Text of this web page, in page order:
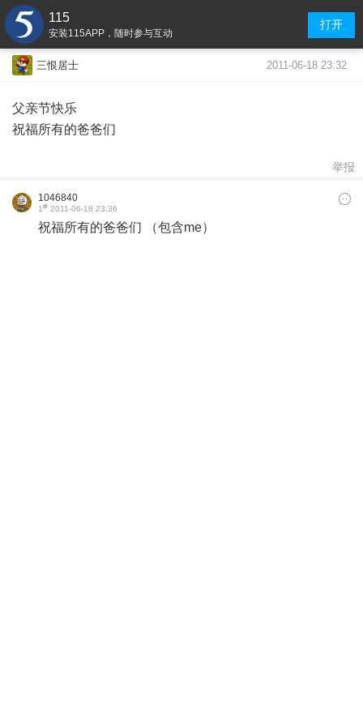
115
安装115APP，随时参与互动
打开
三恨居士 2011-06-18 23:32
父亲节快乐
祝福所有的爸爸们
举报
1046840
1# 2011-06-18 23:36
祝福所有的爸爸们 （包含me）